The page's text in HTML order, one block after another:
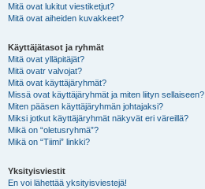
Mitä ovat lukitut viestiketjut?
Mitä ovat aiheiden kuvakkeet?
Käyttäjätasot ja ryhmät
Mitä ovat ylläpitäjät?
Mitä ovatr valvojat?
Mitä ovat käyttäjäryhmät?
Missä ovat käyttäjäryhmät ja miten liityn sellaiseen?
Miten pääsen käyttäjäryhmän johtajaksi?
Miksi jotkut käyttäjäryhmät näkyvät eri väreillä?
Mikä on “oletusryhmä”?
Mikä on “Tiimi” linkki?
Yksityisviestit
En voi lähettää yksityisviestejä!